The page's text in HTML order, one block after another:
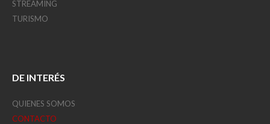
STREAMING
TURISMO
DE INTERÉS
QUIENES SOMOS
CONTACTO